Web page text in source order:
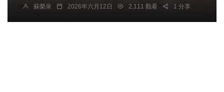
蘇榮泉 2026年六月12日 2,111 觀看 1 分享